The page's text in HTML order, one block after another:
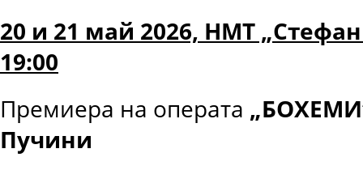
20 и 21 май 2026, НМТ
19:00
Премиера на операта
Пучини